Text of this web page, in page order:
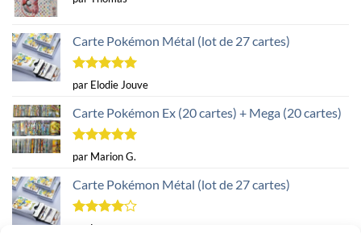
Carte Pokémon Métal (lot de 27 cartes)
Note5sur
5
par Elodie Jouve
Carte Pokémon Ex (20 cartes) + Mega (20 cartes)
Note5sur
5
par Marion G.
Carte Pokémon Métal (lot de 27 cartes)
Note
par Lorenzo